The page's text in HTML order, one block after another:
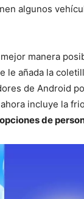
algunos
manera
le añada la
de Android
incluye la
de